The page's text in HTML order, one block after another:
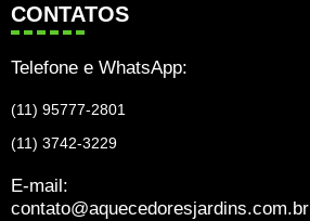
CONTATOS
Telefone e WhatsApp:
(11) 95777-2801
(11) 3742-3229
E-mail:
contato@aquecedoresjardins.com.br